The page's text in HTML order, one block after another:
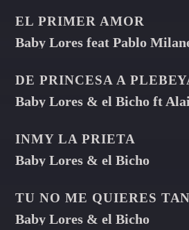
EL PRIMER AMOR
Baby Lores feat Pablo
DE PRINCESA A
Baby Lores & el Bicho ft
INMY LA PRIETA
Baby Lores & el Bicho
Baby Lores & el Bicho